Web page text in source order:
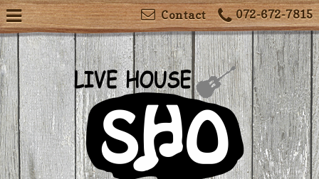
072-672-7815
Contact